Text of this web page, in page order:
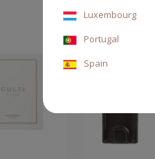
Luxembourg
Portugal
Spain